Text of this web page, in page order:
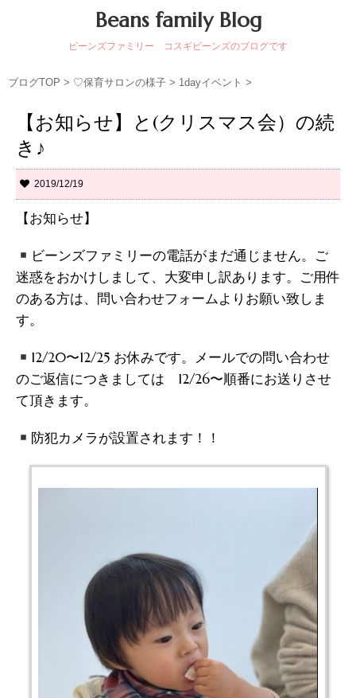
Beans family Blog
ビーンズファミリー コスギビーンズのブログです
ブログTOP > ♡保育サロンの様子 > 1dayイベント >
【お知らせ】と(クリスマス会）の続
き♪
2019/12/19
【お知らせ】
ビーンズファミリーの電話がまだ通じません。ご
迷惑をおかけしまして、大変申し訳あります。ご用件
のある方は、問い合わせフォームよりお願い致しま
す。
12/20〜12/25 お休みです。メールでの問い合わせ
のご返信につきましては 12/26〜順番にお送りさせ
て頂きます。
防犯カメラが設置されます！！